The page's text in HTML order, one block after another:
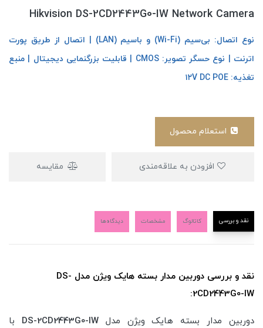
Hikvision DS-2CD2443G0-IW Network Camera
نوع اتصال: بی‌سیم (Wi-Fi) و باسیم (LAN) | اتصال از طریق پورت
اترنت | نوع حسگر تصویر: CMOS | قابلیت بزرگنمایی دیجیتال | منبع
تغذیه: ۱۲V DC POE
مقایسه
نقد و بررسی کاتالوگ مشخصات دیدگاه‌ها
نقد و بررسی دوربین مدار بسته هایک ویژن مدل DS-
2CD2443G0-IW:
دوربین مدار بسته هایک ویژن مدلDS-2CD2443G0-IW با